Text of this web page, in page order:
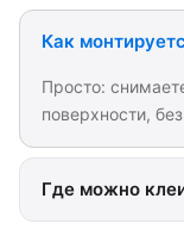
Как
Просто:
поверхности,
Где можно